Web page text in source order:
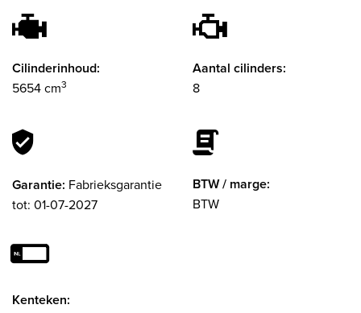
Cilinderinhoud:
5654 cm3
Aantal cilinders:
8
Garantie: Fabrieksgarantie
tot: 01-07-2027
BTW / marge:
BTW
Kenteken: